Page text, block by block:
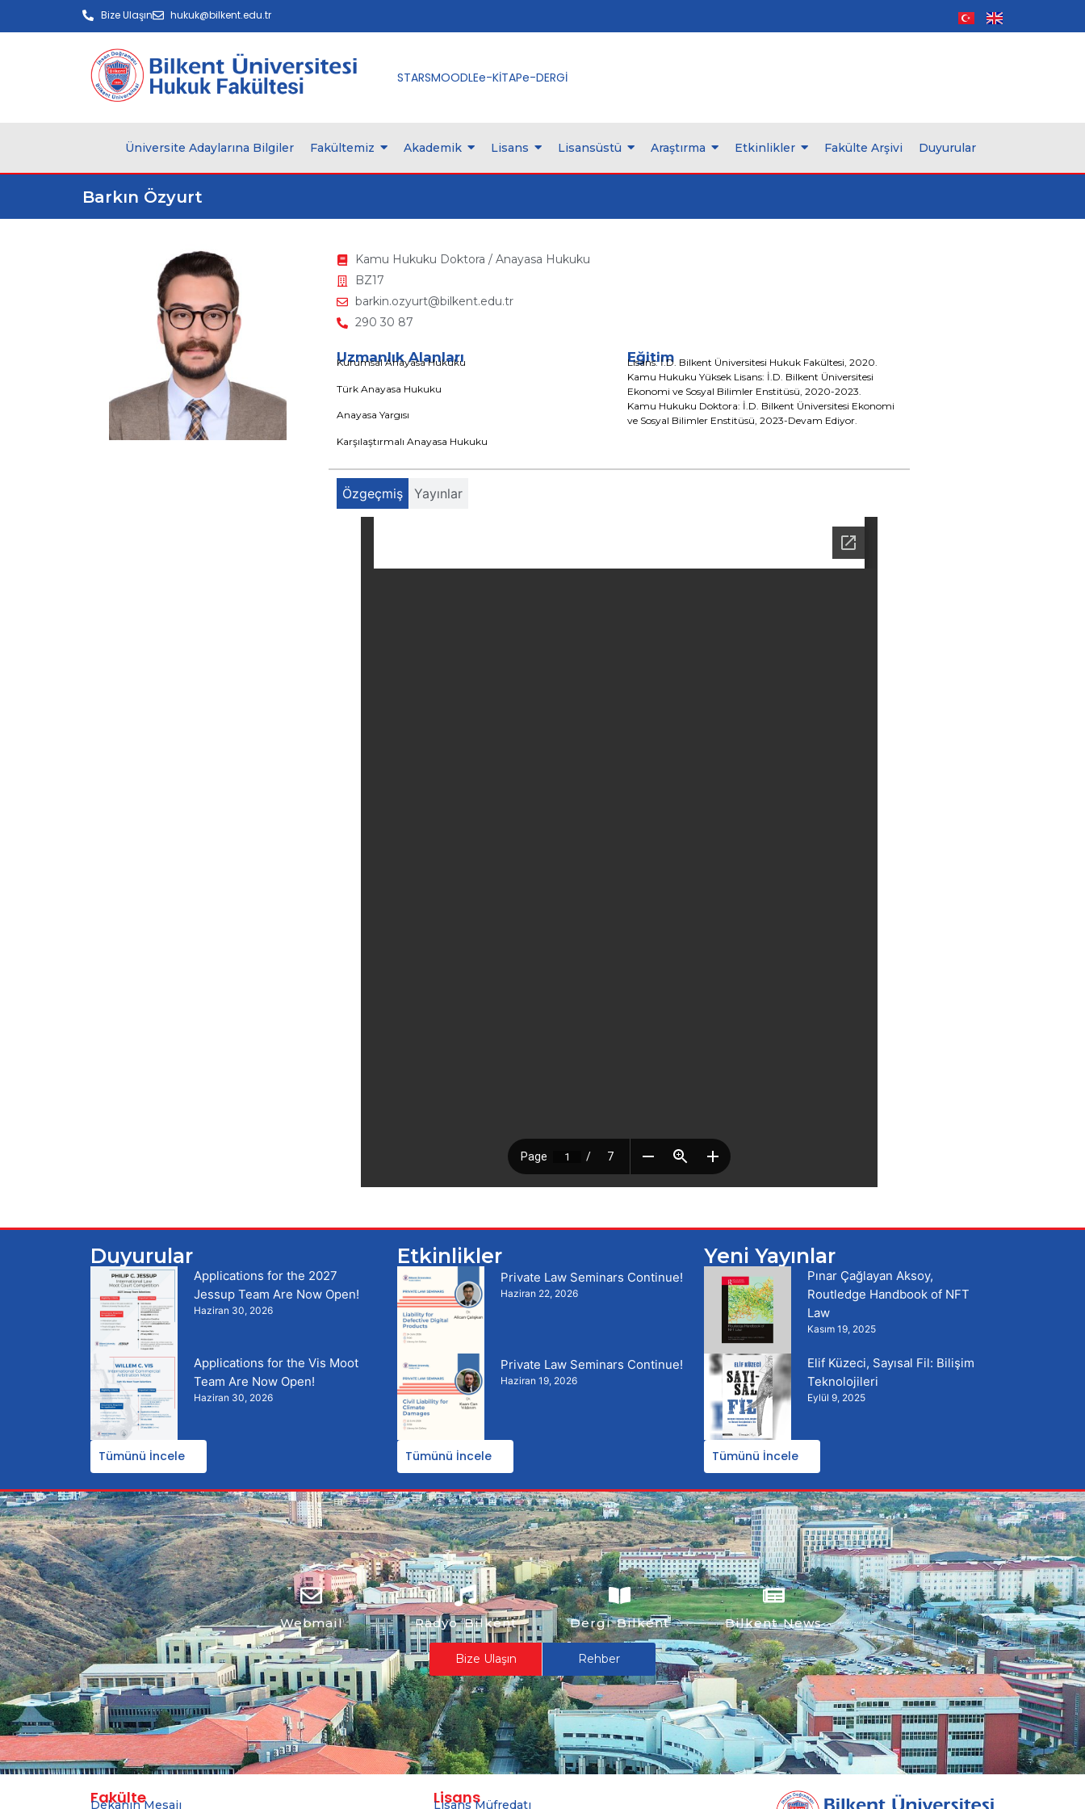
Bize Ulaşın hukuk@bilkent.edu.tr
STARSMOODLEe-KİTAPe-DERGİ
Üniversite Adaylarına Bilgiler Fakültemiz Akademik Lisans Lisansüstü Araştırma Etkinlikler Fakülte Arşivi Duyurular
Barkın Özyurt
Kamu Hukuku Doktora / Anayasa Hukuku
BZ17
barkin.ozyurt@bilkent.edu.tr
290 30 87
Uzmanlık Alanları
Kurumsal Anayasa Hukuku
Türk Anayasa Hukuku
Anayasa Yargısı
Karşılaştırmalı Anayasa Hukuku
Eğitim
Lisans: İ.D. Bilkent Üniversitesi Hukuk Fakültesi, 2020.
Kamu Hukuku Yüksek Lisans: İ.D. Bilkent Üniversitesi
Ekonomi ve Sosyal Bilimler Enstitüsü, 2020-2023.
Kamu Hukuku Doktora: İ.D. Bilkent Üniversitesi Ekonomi
ve Sosyal Bilimler Enstitüsü, 2023-Devam Ediyor.
Özgeçmiş Yayınlar
Duyurular
Applications for the 2027
Jessup Team Are Now Open!
Haziran 30, 2026
Applications for the Vis Moot
Team Are Now Open!
Haziran 30, 2026
Tümünü İncele
Etkinlikler
Private Law Seminars Continue!
Haziran 22, 2026
Private Law Seminars Continue!
Haziran 19, 2026
Tümünü İncele
Yeni Yayınlar
Pınar Çağlayan Aksoy,
Routledge Handbook of NFT
Law
Kasım 19, 2025
Elif Küzeci, Sayısal Fil: Bilişim
Teknolojileri
Eylül 9, 2025
Tümünü İncele
Webmail Radyo Bilkent Dergi Bilkent Bilkent News
Bize Ulaşın Rehber
Fakülte
Dekanın Mesajı Lisans
Lisans Müfredatı